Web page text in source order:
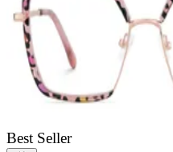
Best Seller